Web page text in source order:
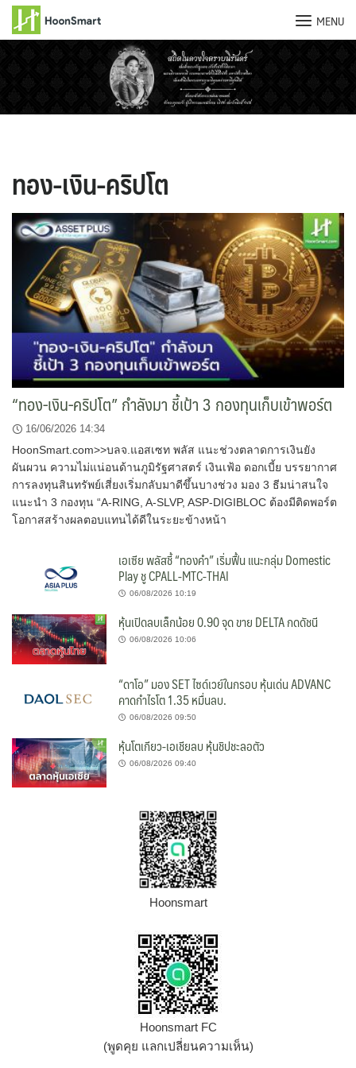
MENU
ทอง-เงิน-คริปโต
“ทอง-เงิน-คริปโต” กำลังมา ชี้เป้า 3 กองทุนเก็บเข้าพอร์ต
16/06/2026 14:34
HoonSmart.com>>บลจ.แอสเซท พลัส แนะช่วงตลาดการเงินยัง
ผันผวน ความไม่แน่อนด้านภูมิรัฐศาสตร์ เงินเฟ้อ ดอกเบี้ย บรรยากาศ
การลงทุนสินทรัพย์เสี่ยงเริ่มกลับมาดีขึ้นบางช่วง มอง 3 ธีมน่าสนใจ
แนะนำ 3 กองทุน “A-RING, A-SLVP, ASP-DIGIBLOC ต้องมีติดพอร์ต
โอกาสสร้างผลตอบแทนได้ดีในระยะข้างหน้า
เอเซีย พลัสชี้ “ทองคำ” เริ่มฟื้น แนะกลุ่ม Domestic
Play ชู CPALL-MTC-THAI
06/08/2026 10:19
หุ้นเปิดลบเล็กน้อย 0.90 จุด ขาย DELTA กดดัชนี
06/08/2026 10:06
“ดาโอ” มอง SET ไซด์เวย์ในกรอบ หุ้นเด่น ADVANC
คาดกำไรโต 1.35 หมื่นลบ.
06/08/2026 09:50
หุ้นโตเกียว-เอเชียลบ หุ้นชิปชะลอตัว
06/08/2026 09:40
Hoonsmart
Hoonsmart FC
(พูดคุย แลกเปลี่ยนความเห็น)